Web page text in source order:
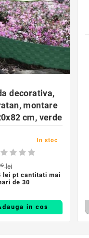
favorite_border
decorativa,
montare
cm, verde
In stoc
lei
lei pt cantitati mai
de 30
in cos